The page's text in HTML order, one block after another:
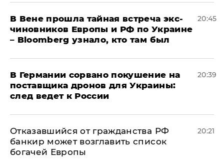
В Вене прошла тайная встреча экс-
чиновников Европы и РФ по Украине
– Bloomberg узнало, кто там был
20:45
​В Германии сорвано покушение на
поставщика дронов для Украины:
след ведет к России
20:39
Отказавшийся от гражданства РФ
банкир может возглавить список
богачей Европы
20:21